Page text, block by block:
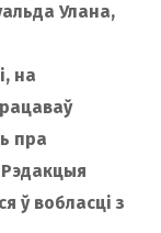
Улана,
на
пра
ў вобласці з